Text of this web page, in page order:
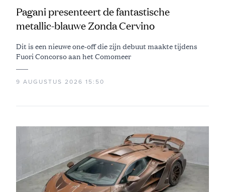
Pagani presenteert de fantastische
metallic-blauwe Zonda Cervino
Dit is een nieuwe one-off die zijn debuut maakte tijdens
Fuori Concorso aan het Comomeer
9 AUGUSTUS 2026 15:50